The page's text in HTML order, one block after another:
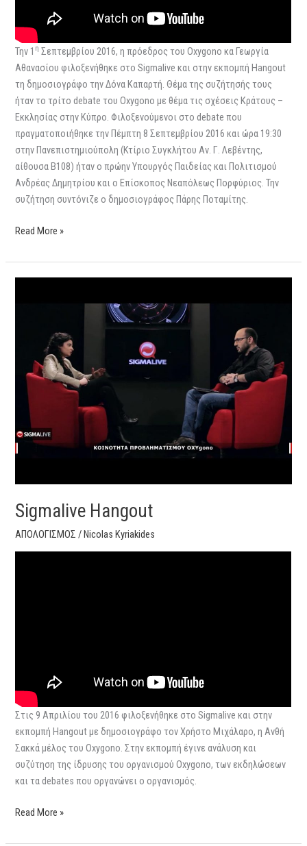
Την 1 η Σεπτεμβρίου 2016, η πρόεδρος του Oxygono κα Γεωργία
Αθανασίου φιλοξενήθηκε στο Sigmalive και στην εκπομπή Hangout
τη δημοσιογράφο την Δόνα Καπαρτή. Θέμα της συζήτησής τους
ήταν το τρίτο debate του Oxygono με θέμα τις σχέσεις Κράτους –
Εκκλησίας στην Κύπρο. Φιλοξενούμενοι στο debate που
πραγματοποιήθηκε την Πέμπτη 8 Σεπτεμβρίου 2016 και ώρα 19:30
στην Πανεπιστημιούπολη (Κτίριο Συγκλήτου Αν. Γ. Λεβέντης,
αίθουσα Β108) ήταν ο πρώην Υπουργός Παιδείας και Πολιτισμού
Ανδρέας Δημητρίου και ο Επίσκοπος Νεαπόλεως Πορφύριος. Την
συζήτηση συντόνιζε ο δημοσιογράφος Πάρης Ποταμίτης.
Read More »
Sigmalive Hangout
ΑΠΟΛΟΓΙΣΜΟΣ /Nicolas Kyriakides
Στις 9 Απριλίου του 2016 φιλοξενήθηκε στο Sigmalive και στην
εκπομπή Hangout με δημοσιογράφο τον Χρήστο Μιχάλαρο, η Ανθή
Σακκά μέλος του Oxygono. Στην εκπομπή έγινε ανάλυση και
συζύτηση της ίδρυσης του οργανισμού Oxygono, των εκδηλώσεων
και τα debates που οργανώνει ο οργανισμός.
Read More »